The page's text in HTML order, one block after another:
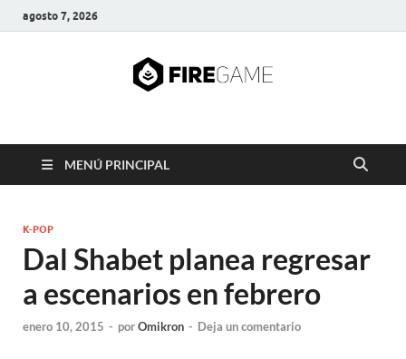
agosto 7, 2026
FIRE GAME
MENÚ PRINCIPAL
K-POP
Dal Shabet planea regresar
a escenarios en febrero
enero 10, 2015 - porOmikron - Deja un comentario